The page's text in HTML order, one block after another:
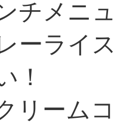
チメニ
ーライ
！
リーム